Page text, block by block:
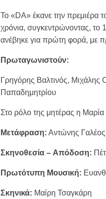
Το «DA» έκανε την πρεμιέρα
χρόνια, συγκεντρώνοντας, το
ανέβηκε για πρώτη φορά, με
Πρωταγωνιστούν:
Γρηγόρης Βαλτινός, Μιχάλης
Παπαδημητρίου
Στο ρόλο της μητέρας η Μαρία
Μετάφραση: Αντώνης Γαλέος
Σκηνοθεσία – Aπόδοση:
Πρωτότυπη Mουσική:
Σκηνικά: Μαίρη Τσαγκάρη